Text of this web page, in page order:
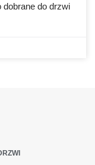
dobrane do drzwi